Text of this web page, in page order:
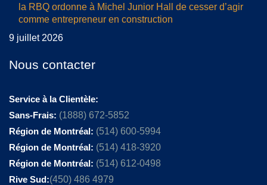
la RBQ ordonne à Michel Junior Hall de cesser d’agir
comme entrepreneur en construction
9 juillet 2026
Nous contacter
Service à la Clientèle:
Sans-Frais: (1888) 672-5852
Région de Montréal: (514) 600-5994
Région de Montréal: (514) 418-3920
Région de Montréal: (514) 612-0498
Rive Sud:(450) 486 4979